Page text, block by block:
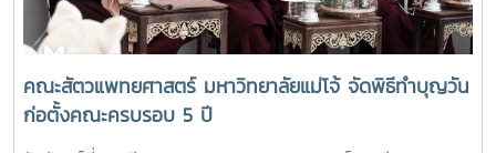
คณะสัตวแพทยศาสตร์ มหาวิทยาลัยแม่โจ้ จัดพิธีทำบุญวัน
ก่อตั้งคณะครบรอบ 5 ปี